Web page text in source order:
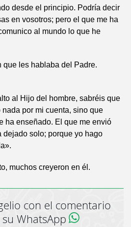
desde el principio. Podría decir
en vosotros; pero el que me ha
al mundo lo que he
que les hablaba del Padre.
al Hijo del hombre, sabréis que
nada por mi cuenta, sino que
ha enseñado. El que me envió
dejado solo; porque yo hago
muchos creyeron en él.
con el comentario
WhatsApp